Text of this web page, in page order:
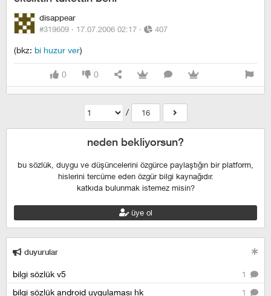
disappear
#319609 · 17.07.2006 02:17 · 407
(bkz: bi huzur ver)
0 0
/ 16
neden bekliyorsun?
bu sözlük, duygu ve düşüncelerini özgürce paylaştığın bir platform,
hislerini tercüme eden özgür bilgi kaynağıdır.
katkıda bulunmak istemez misin?
üye ol
duyurular
1
bilgi sözlük v5
1
bilgi sözlük android uygulaması hk